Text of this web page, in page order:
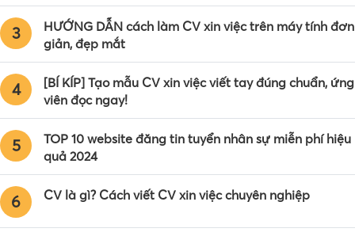
3
HƯỚNG DẪN cách làm CV xin việc trên máy tính đơn
giản, đẹp mắt
4
[BÍ KÍP] Tạo mẫu CV xin việc viết tay đúng chuẩn, ứng
viên đọc ngay!
5
TOP 10 website đăng tin tuyển nhân sự miễn phí hiệu
quả 2024
6 CV là gì? Cách viết CV xin việc chuyên nghiệp